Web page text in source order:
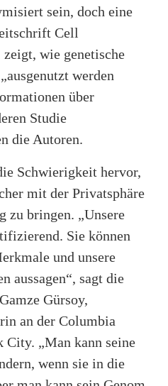
sein, doch eine
Cell
zeigt, wie genetische
werden
über
Studie
die Autoren.
Schwierigkeit hervor,
mit der Privatsphäre
zu bringen. „Unsere
Sie können
und unsere
aussagen“, sagt die
Gürsoy,
an der Columbia
„Man kann seine
wenn sie in die